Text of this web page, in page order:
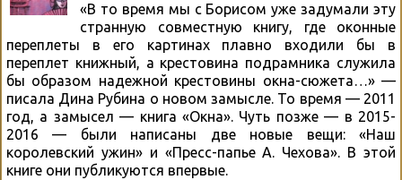
«В то время мы с Борисом уже задумали эту
странную совместную книгу, где оконные
переплеты в его картинах плавно входили бы в
переплет книжный, а крестовина подрамника служила
бы образом надежной крестовины окна-сюжета…» —
писала Дина Рубина о новом замысле. То время — 2011
год, а замысел — книга «Окна». Чуть позже — в 2015-
2016 — были написаны две новые вещи: «Наш
королевский ужин» и «Пресс-папье А. Чехова». В этой
книге они публикуются впервые.